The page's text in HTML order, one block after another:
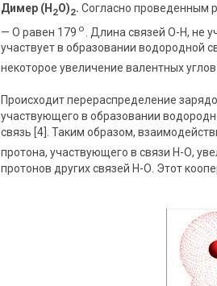
Димер (Н 2О)2. Согласно проведенным
— О равен 179 o
. Длина связей О-Н, не
участвует в образовании водородной
некоторое увеличение валентных
Происходит перераспределение
участвующего в образовании
связь [4]. Таким образом,
протона, участвующего в связи Н-О,
протонов других связей Н-О. Этот